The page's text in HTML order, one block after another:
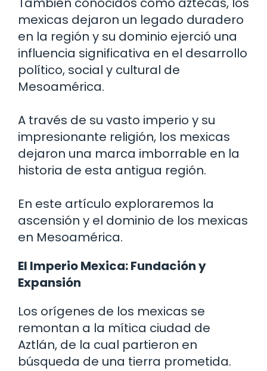
mexicas dejaron un legado duradero
en la región y su dominio ejerció una
influencia significativa en el desarrollo
político, social y cultural de
Mesoamérica.
A través de su vasto imperio y su
impresionante religión, los mexicas
dejaron una marca imborrable en la
historia de esta antigua región.
En este artículo exploraremos la
ascensión y el dominio de los mexicas
en Mesoamérica.
El Imperio Mexica: Fundación y
Expansión
Los orígenes de los mexicas se
remontan a la mítica ciudad de
Aztlán, de la cual partieron en
búsqueda de una tierra prometida.